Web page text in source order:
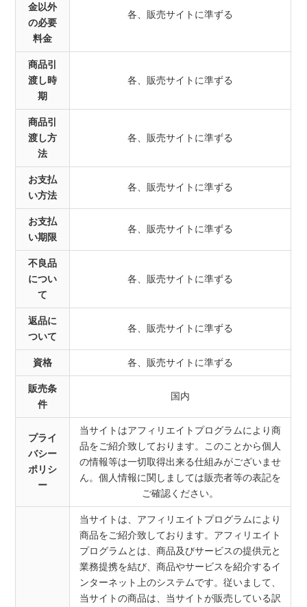
金以外
の必要
料金
各、販売サイトに準ずる
商品引
渡し時
期
各、販売サイトに準ずる
商品引
渡し方
法
各、販売サイトに準ずる
お支払
い方法
各、販売サイトに準ずる
お支払
い期限
各、販売サイトに準ずる
不良品
につい
て
各、販売サイトに準ずる
返品に
ついて
各、販売サイトに準ずる
資格 各、販売サイトに準ずる
販売条
件
国内
プライ
バシー
ポリシ
ー
当サイトはアフィリエイトプログラムにより商
品をご紹介致しております。このことから個人
の情報等は一切取得出来る仕組みがございませ
ん。個人情報に関しましては販売者等の表記を
ご確認ください。
当サイトは、アフィリエイトプログラムにより
商品をご紹介致しております。アフィリエイト
プログラムとは、商品及びサービスの提供元と
業務提携を結び、商品やサービスを紹介するイ
ンターネット上のシステムです。従いまして、
当サイトの商品は、当サイトが販売している訳